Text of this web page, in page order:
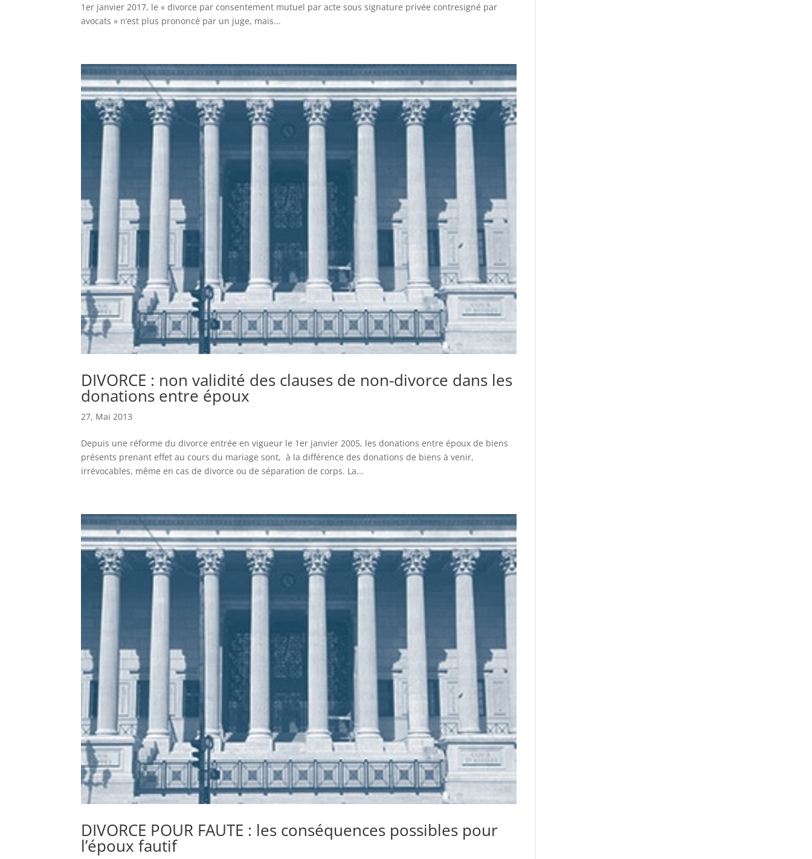
1er janvier 2017, le « divorce par consentement mutuel par acte sous signature privée contresigné par
avocats » n’est plus prononcé par un juge, mais...
DIVORCE : non validité des clauses de non-divorce dans les
donations entre époux
27, Mai 2013
Depuis une réforme du divorce entrée en vigueur le 1er janvier 2005, les donations entre époux de biens
présents prenant effet au cours du mariage sont, à la différence des donations de biens à venir,
irrévocables, même en cas de divorce ou de séparation de corps. La...
DIVORCE POUR FAUTE : les conséquences possibles pour
l’époux fautif